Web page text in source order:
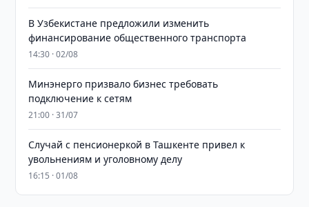
В Узбекистане предложили изменить
финансирование общественного транспорта
14:30 · 02/08
Минэнерго призвало бизнес требовать
подключение к сетям
21:00 · 31/07
Случай с пенсионеркой в Ташкенте привел к
увольнениям и уголовному делу
16:15 · 01/08